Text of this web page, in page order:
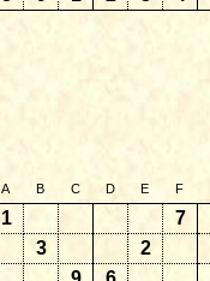
A B C D E F
1 7
3 2